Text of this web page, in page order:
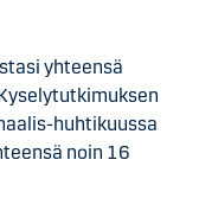
yhteensä
huhtikuussa
noin 16